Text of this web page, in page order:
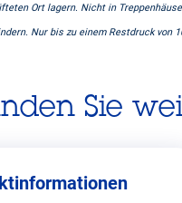
Ort lagern. Nicht in
Nur bis zu einem Restdruck von
Sie